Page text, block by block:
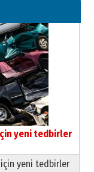
yeni tedbirler
için yeni tedbirler